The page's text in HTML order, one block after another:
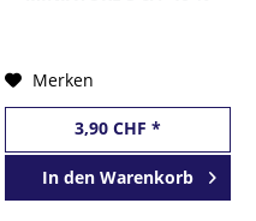
Merken
3,90 CHF *
In den Warenkorb